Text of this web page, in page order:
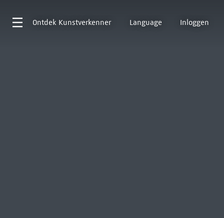
Ontdek Kunstverkenner Language Inloggen